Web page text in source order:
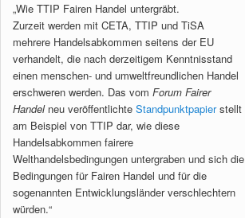
„Wie TTIP Fairen Handel untergräbt.
Zurzeit werden mit CETA, TTIP und TiSA
mehrere Handelsabkommen seitens der EU
verhandelt, die nach derzeitigem Kenntnisstand
einen menschen- und umweltfreundlichen Handel
erschweren werden. Das vom Forum Fairer
Handelneu veröffentlichte Standpunktpapierstellt
am Beispiel von TTIP dar, wie diese
Handelsabkommen fairere
Welthandelsbedingungen untergraben und sich die
Bedingungen für Fairen Handel und für die
sogenannten Entwicklungsländer verschlechtern
würden.“